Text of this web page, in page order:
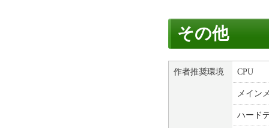
その他
作者推奨環境 CPU
メイン
ハード